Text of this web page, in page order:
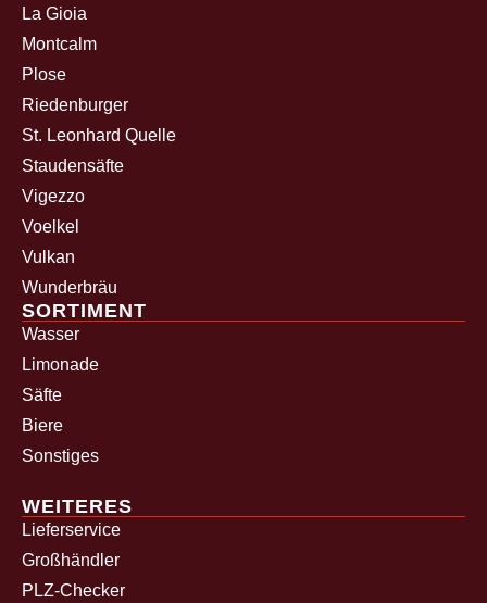
La Gioia
Montcalm
Plose
Riedenburger
St. Leonhard Quelle
Staudensäfte
Vigezzo
Voelkel
Vulkan
Wunderbräu
SORTIMENT
Wasser
Limonade
Säfte
Biere
Sonstiges
WEITERES
Lieferservice
Großhändler
PLZ-Checker